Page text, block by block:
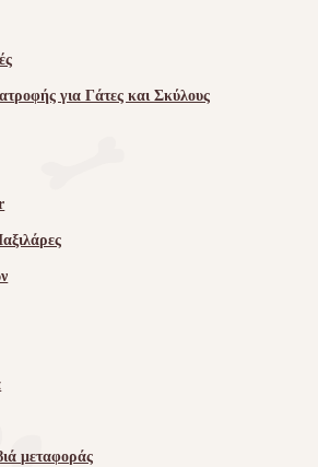
για Γάτες και Σκύλους
μεταφοράς